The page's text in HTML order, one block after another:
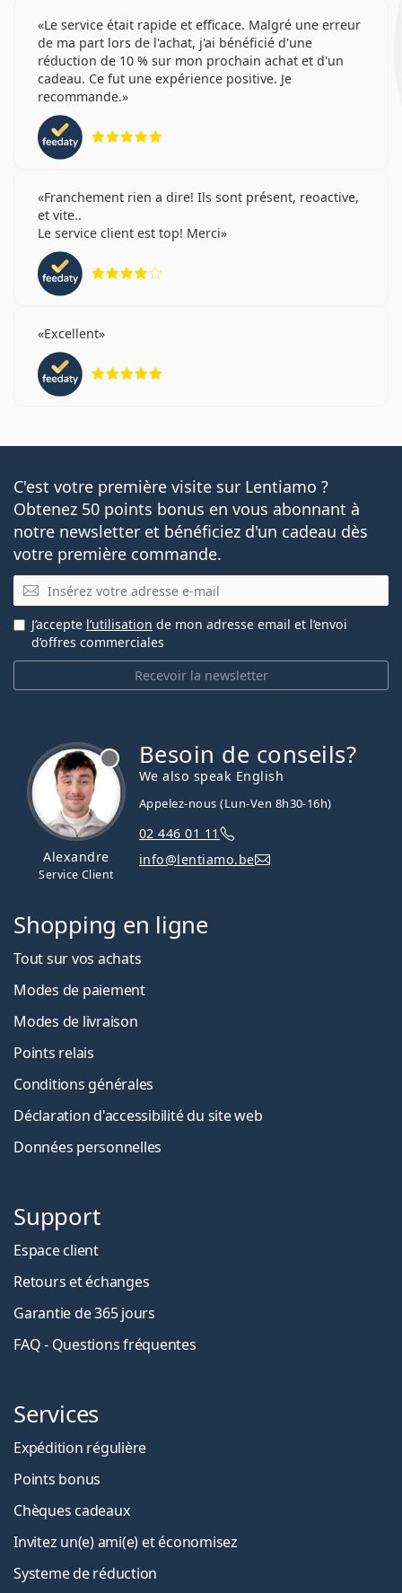
Le service était rapide et efficace. Malgré une erreur
de ma part lors de l'achat, j'ai bénéficié d'une
réduction de 10 % sur mon prochain achat et d'un
cadeau. Ce fut une expérience positive. Je
recommande.
Franchement rien a dire! Ils sont présent, reoactive,
et vite..
Le service client est top! Merci
Excellent
C'est votre première visite sur Lentiamo ?
Obtenez 50 points bonus en vous abonnant à
notre newsletter et bénéficiez d'un cadeau dès
votre première commande.
E-mail
Recevoir la newsletter
J’accepte l’utilisation de mon adresse email et l’envoi
d’offres commerciales
Alexandre
Service Client
Besoin de conseils?
We also speak English
Appelez-nous (Lun-Ven 8h30-16h)
02 446 01 11
info@lentiamo.be
Shopping en ligne
Tout sur vos achats
Modes de paiement
Modes de livraison
Points relais
Conditions générales
Déclaration d'accessibilité du site web
Données personnelles
Support
Espace client
Retours et échanges
Garantie de 365 jours
FAQ - Questions fréquentes
Services
Expédition régulière
Points bonus
Chèques cadeaux
Invitez un(e) ami(e) et économisez
Systeme de réduction